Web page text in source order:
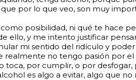
por lo que veo, son muy
posibilidad, ni qué te hace
y me intento justificar
mi sentido del ridículo y
no tengo pasión por
por cumplir, o por
es algo a evitar, algo que